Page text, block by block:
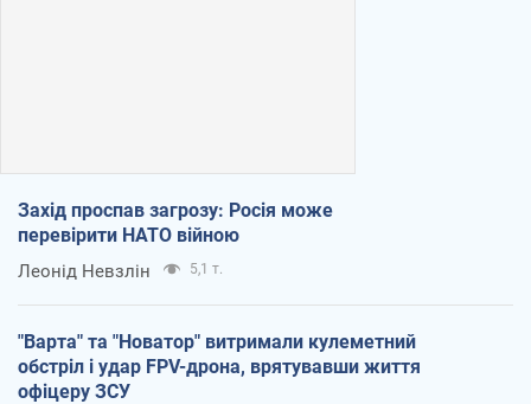
Захід проспав загрозу: Росія може
перевірити НАТО війною
Леонід Невзлін 5,1 т.
"Варта" та "Новатор" витримали кулеметний
обстріл і удар FPV-дрона, врятувавши життя
офіцеру ЗСУ